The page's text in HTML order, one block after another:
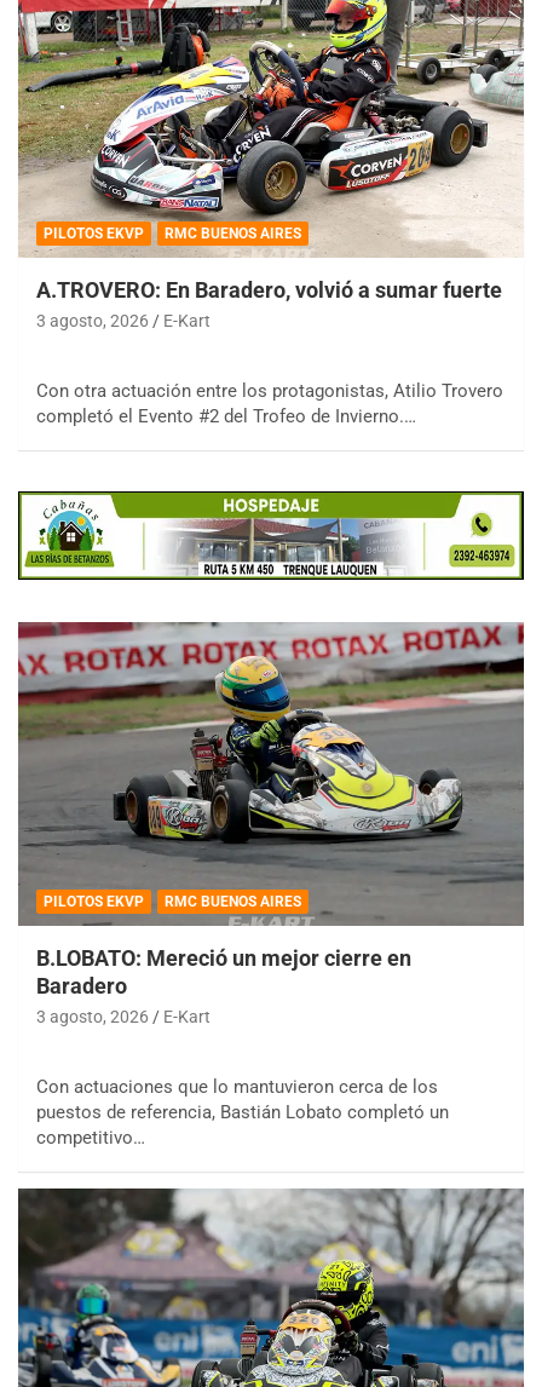
PILOTOS EKVP RMC BUENOS AIRES
A.TROVERO: En Baradero, volvió a sumar fuerte
3 agosto, 2026 E-Kart
Con otra actuación entre los protagonistas, Atilio Trovero
completó el Evento #2 del Trofeo de Invierno.…
PILOTOS EKVP RMC BUENOS AIRES
B.LOBATO: Mereció un mejor cierre en
Baradero
3 agosto, 2026 E-Kart
Con actuaciones que lo mantuvieron cerca de los
puestos de referencia, Bastián Lobato completó un
competitivo…